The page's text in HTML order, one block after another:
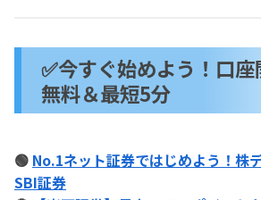
✅今すぐ始めよう！口
無料＆最短5分
🟢 No.1ネット証券ではじめよう！株
SBI証券